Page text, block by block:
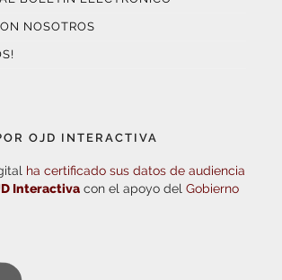
NOSOTROS
OJD INTERACTIVA
ha certificado sus datos de audiencia
Interactiva con el apoyo del Gobierno